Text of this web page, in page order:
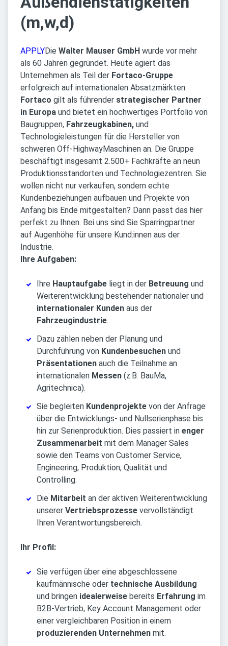
(m,w,d)
APPLYDie Walter Mauser GmbH wurde vor mehr
als 60 Jahren gegründet. Heute agiert das
Unternehmen als Teil der Fortaco-Gruppe
erfolgreich auf internationalen Absatzmärkten.
Fortaco gilt als führender strategischer Partner
in Europa und bietet ein hochwertiges Portfolio von
Baugruppen, Fahrzeugkabinen, und
Technologieleistungen für die Hersteller von
schweren Off-HighwayMaschinen an. Die Gruppe
beschäftigt insgesamt 2.500+ Fachkräfte an neun
Produktionsstandorten und Technologiezentren. Sie
wollen nicht nur verkaufen, sondern echte
Kundenbeziehungen aufbauen und Projekte von
Anfang bis Ende mitgestalten? Dann passt das hier
perfekt zu Ihnen. Bei uns sind Sie Sparringpartner
auf Augenhöhe für unsere Kund:innen aus der
Industrie.
Ihre Aufgaben:
Ihre Hauptaufgabe liegt in der Betreuung und
Weiterentwicklung bestehender nationaler und
internationaler Kunden aus der
Fahrzeugindustrie.
Dazu zählen neben der Planung und
Durchführung von Kundenbesuchen und
Präsentationen auch die Teilnahme an
internationalen Messen (z.B. BauMa,
Agritechnica).
Sie begleiten Kundenprojekte von der Anfrage
über die Entwicklungs- und Nullserienphase bis
hin zur Serienproduktion. Dies passiert in enger
Zusammenarbeit mit dem Manager Sales
sowie den Teams von Customer Service,
Engineering, Produktion, Qualität und
Controlling.
Die Mitarbeit an der aktiven Weiterentwicklung
unserer Vertriebsprozesse vervollständigt
Ihren Verantwortungsbereich.
Ihr Profil:
Sie verfügen über eine abgeschlossene
kaufmännische oder technische Ausbildung
und bringen idealerweise bereits Erfahrung im
B2B-Vertrieb, Key Account Management oder
einer vergleichbaren Position in einem
produzierenden Unternehmen mit.